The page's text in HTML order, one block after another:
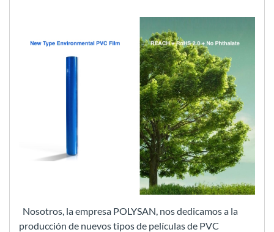
Nosotros, la empresa POLYSAN, nos dedicamos a la
producción de nuevos tipos de películas de PVC